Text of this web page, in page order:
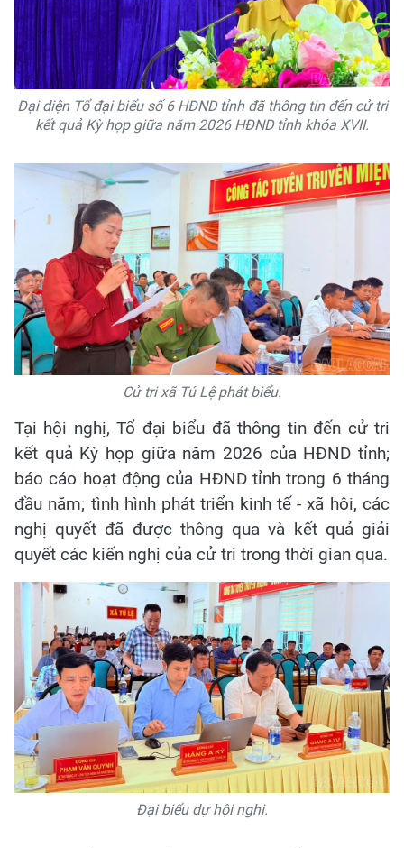
Đại diện Tổ đại biểu số 6 HĐND tỉnh đã thông tin đến cử tri
kết quả Kỳ họp giữa năm 2026 HĐND tỉnh khóa XVII.
Cử tri xã Tú Lệ phát biểu.
Tại hội nghị, Tổ đại biểu đã thông tin đến cử tri
kết quả Kỳ họp giữa năm 2026 của HĐND tỉnh;
báo cáo hoạt động của HĐND tỉnh trong 6 tháng
đầu năm; tình hình phát triển kinh tế - xã hội, các
nghị quyết đã được thông qua và kết quả giải
quyết các kiến nghị của cử tri trong thời gian qua.
Đại biểu dự hội nghị.